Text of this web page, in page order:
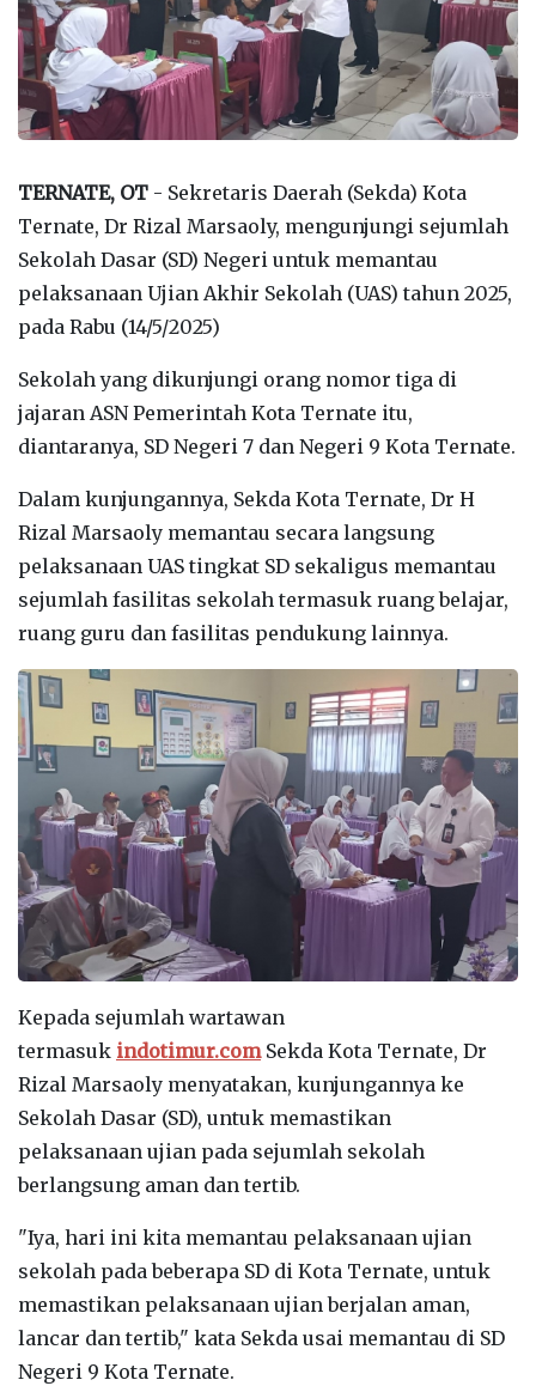
TERNATE, OT - Sekretaris Daerah (Sekda) Kota
Ternate, Dr Rizal Marsaoly, mengunjungi sejumlah
Sekolah Dasar (SD) Negeri untuk memantau
pelaksanaan Ujian Akhir Sekolah (UAS) tahun 2025,
pada Rabu (14/5/2025)
Sekolah yang dikunjungi orang nomor tiga di
jajaran ASN Pemerintah Kota Ternate itu,
diantaranya, SD Negeri 7 dan Negeri 9 Kota Ternate.
Dalam kunjungannya, Sekda Kota Ternate, Dr H
Rizal Marsaoly memantau secara langsung
pelaksanaan UAS tingkat SD sekaligus memantau
sejumlah fasilitas sekolah termasuk ruang belajar,
ruang guru dan fasilitas pendukung lainnya.
Kepada sejumlah wartawan
termasuk indotimur.comSekda Kota Ternate, Dr
Rizal Marsaoly menyatakan, kunjungannya ke
Sekolah Dasar (SD), untuk memastikan
pelaksanaan ujian pada sejumlah sekolah
berlangsung aman dan tertib.
"Iya, hari ini kita memantau pelaksanaan ujian
sekolah pada beberapa SD di Kota Ternate, untuk
memastikan pelaksanaan ujian berjalan aman,
lancar dan tertib," kata Sekda usai memantau di SD
Negeri 9 Kota Ternate.